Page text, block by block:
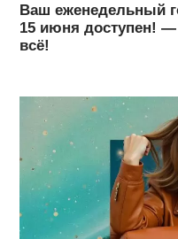
Ваш еженедельный
15 июня доступен!
всё!